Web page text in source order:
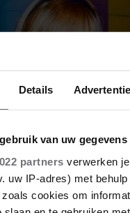
Details
van uw gegevens
partners verwerken
uw IP-adres) met behulp
cookies om
2025